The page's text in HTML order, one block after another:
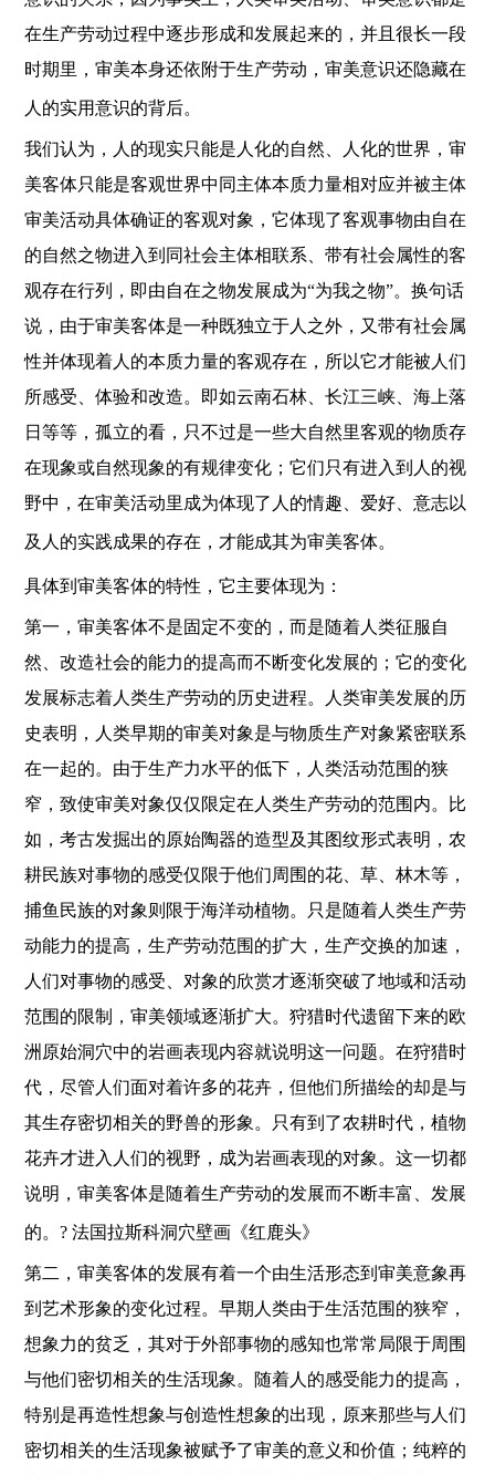
在生产劳动过程中逐步形成和发展起来的，并且很长一段
时期里，审美本身还依附于生产劳动，审美意识还隐藏在
人的实用意识的背后。
我们认为，人的现实只能是人化的自然、人化的世界，审
美客体只能是客观世界中同主体本质力量相对应并被主体
审美活动具体确证的客观对象，它体现了客观事物由自在
的自然之物进入到同社会主体相联系、带有社会属性的客
观存在行列，即由自在之物发展成为“为我之物”。换句话
说，由于审美客体是一种既独立于人之外，又带有社会属
性并体现着人的本质力量的客观存在，所以它才能被人们
所感受、体验和改造。即如云南石林、长江三峡、海上落
日等等，孤立的看，只不过是一些大自然里客观的物质存
在现象或自然现象的有规律变化；它们只有进入到人的视
野中，在审美活动里成为体现了人的情趣、爱好、意志以
及人的实践成果的存在，才能成其为审美客体。
具体到审美客体的特性，它主要体现为：
第一，审美客体不是固定不变的，而是随着人类征服自
然、改造社会的能力的提高而不断变化发展的；它的变化
发展标志着人类生产劳动的历史进程。人类审美发展的历
史表明，人类早期的审美对象是与物质生产对象紧密联系
在一起的。由于生产力水平的低下，人类活动范围的狭
窄，致使审美对象仅仅限定在人类生产劳动的范围内。比
如，考古发掘出的原始陶器的造型及其图纹形式表明，农
耕民族对事物的感受仅限于他们周围的花、草、林木等，
捕鱼民族的对象则限于海洋动植物。只是随着人类生产劳
动能力的提高，生产劳动范围的扩大，生产交换的加速，
人们对事物的感受、对象的欣赏才逐渐突破了地域和活动
范围的限制，审美领域逐渐扩大。狩猎时代遗留下来的欧
洲原始洞穴中的岩画表现内容就说明这一问题。在狩猎时
代，尽管人们面对着许多的花卉，但他们所描绘的却是与
其生存密切相关的野兽的形象。只有到了农耕时代，植物
花卉才进入人们的视野，成为岩画表现的对象。这一切都
说明，审美客体是随着生产劳动的发展而不断丰富、发展
的。?法国拉斯科洞穴壁画《红鹿头》
第二，审美客体的发展有着一个由生活形态到审美意象再
到艺术形象的变化过程。早期人类由于生活范围的狭窄，
想象力的贫乏，其对于外部事物的感知也常常局限于周围
与他们密切相关的生活现象。随着人的感受能力的提高，
特别是再造性想象与创造性想象的出现，原来那些与人们
密切相关的生活现象被赋予了审美的意义和价值；纯粹的